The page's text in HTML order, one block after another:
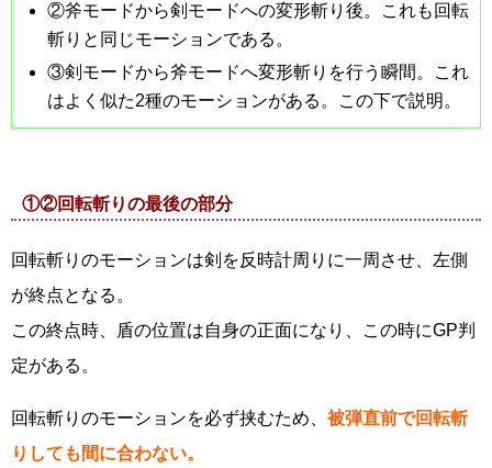
②斧モードから剣モードへの変形斬り後。これも回転
斬りと同じモーションである。
③剣モードから斧モードへ変形斬りを行う瞬間。これ
はよく似た2種のモーションがある。この下で説明。
①②回転斬りの最後の部分
回転斬りのモーションは剣を反時計周りに一周させ、左側
が終点となる。
この終点時、盾の位置は自身の正面になり、この時にGP判
定がある。
回転斬りのモーションを必ず挟むため、 被弾直前で回転斬
りしても間に合わない。